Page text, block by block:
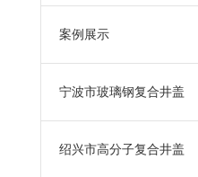
案例展示
宁波市玻璃钢复合井盖
绍兴市高分子复合井盖